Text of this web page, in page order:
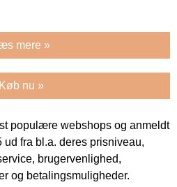
mere »
Køb nu »
populære webshops og anmeldt
ud fra bl.a. deres prisniveau,
brugervenlighed,
og betalingsmuligheder.